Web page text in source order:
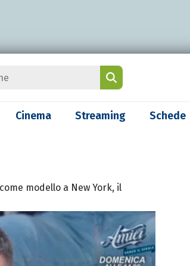
Cinema Streaming Schede
modello a New York, il